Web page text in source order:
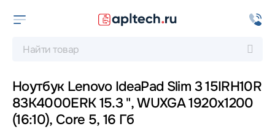
Ноутбук Lenovo IdeaPad Slim 3 15IRH10R
83K4000ERK 15.3 ", WUXGA 1920x1200
(16:10), Core 5, 16 Гб